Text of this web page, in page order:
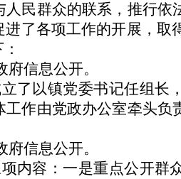
民群众的联系，推行依
了各项工作的开展，取
信息公开。
了以镇党委书记任组长
作由党政办公室牵头
信息公开。
内容：一是重点公开群